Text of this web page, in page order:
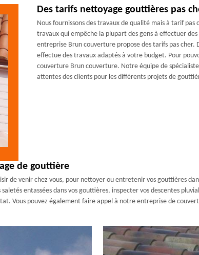
Des tarifs nettoyage gouttières pas
Nous fournissons des travaux de qualité mais à tarif
travaux qui empêche la plupart des gens à effectuer
entreprise Brun couverture propose des tarifs pas
effectue des travaux adaptés à votre budget. Pour
couverture Brun couverture. Notre équipe de
attentes des clients pour les différents projets de
de gouttière
de venir chez vous, pour nettoyer ou entretenir vos gouttières
entassées dans vos gouttières, inspecter vos descentes
Vous pouvez également faire appel à notre entreprise de